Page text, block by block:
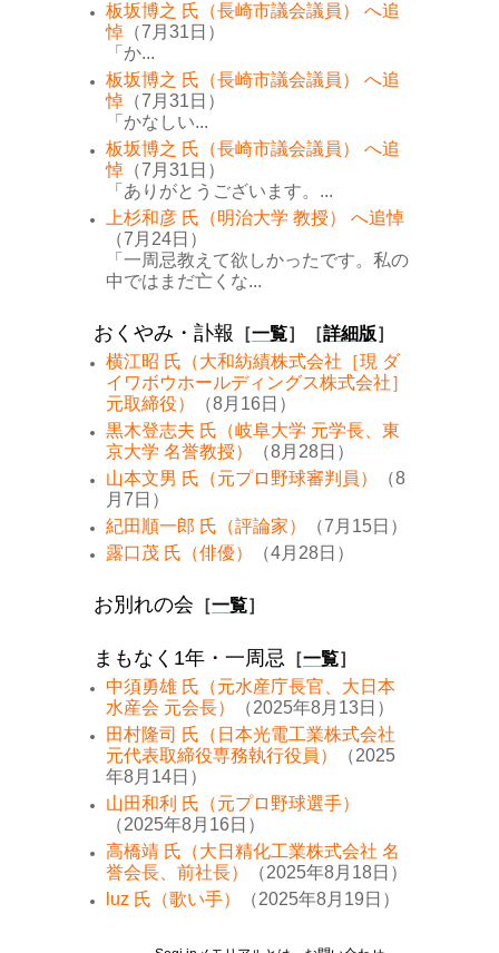
板坂博之 氏（長崎市議会議員） へ追
悼 （7月31日）
「か...
板坂博之 氏（長崎市議会議員） へ追
悼 （7月31日）
「かなしい...
板坂博之 氏（長崎市議会議員） へ追
悼 （7月31日）
「ありがとうございます。...
上杉和彦 氏（明治大学 教授） へ追悼
（7月24日）
「一周忌教えて欲しかったです。私の
中ではまだ亡くな...
おくやみ・訃報 ［一覧］［詳細版］
横江昭 氏（大和紡績株式会社［現 ダ
イワボウホールディングス株式会社］
元取締役）
（8月16日）
黒木登志夫 氏（岐阜大学 元学長、東
京大学 名誉教授）
（8月28日）
山本文男 氏（元プロ野球審判員）
（8
月7日）
紀田順一郎 氏（評論家）
（7月15日）
露口茂 氏（俳優）
（4月28日）
お別れの会 ［一覧］
まもなく1年・一周忌 ［一覧］
中須勇雄 氏（元水産庁長官、大日本
水産会 元会長）
（2025年8月13日）
田村隆司 氏（日本光電工業株式会社
元代表取締役専務執行役員）
（2025
年8月14日）
山田和利 氏（元プロ野球選手）
（2025年8月16日）
高橋靖 氏（大日精化工業株式会社 名
誉会長、前社長）
（2025年8月18日）
luz 氏（歌い手）
（2025年8月19日）